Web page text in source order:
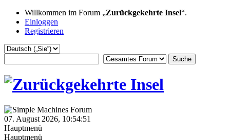
Willkommen im Forum „Zurückgekehrte Insel“.
Einloggen
Registrieren
07. August 2026, 10:54:51
Hauptmenü
Hauptmenü